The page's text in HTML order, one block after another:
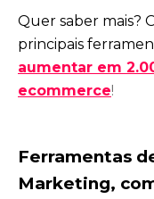
Quer saber mais?
principais
aumentar em
ecommerce!
Ferramentas
Marketing,